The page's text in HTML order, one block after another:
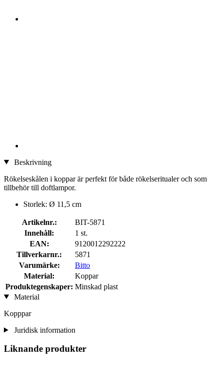
Beskrivning
Rökelseskålen i koppar är perfekt för både rökelse­ritualer och som
tillbehör till doftlampor.
Storlek: Ø 11,5 cm
Artikelnr.:
BIT-5871
Innehåll:
1 st.
EAN:
9120012292222
Tillverkarnr.:
5871
Varumärke:
Bitto
Material:
Koppar
Produktegenskaper: Minskad plast
Material
Kopppar
Juridisk information
Liknande produkter